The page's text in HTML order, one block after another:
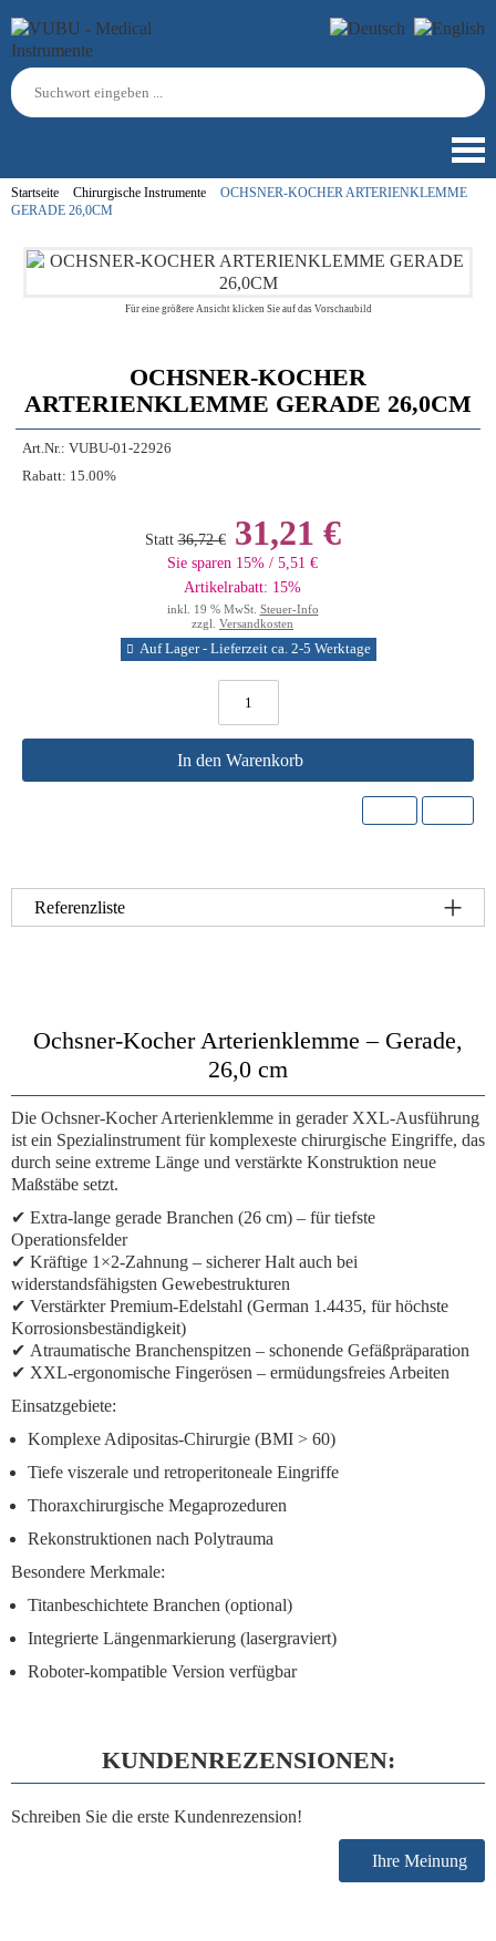
Startseite Chirurgische Instrumente
OCHSNER-KOCHER ARTERIENKLEMME
GERADE 26,0CM
Für eine größere Ansicht klicken Sie auf das Vorschaubild
OCHSNER-KOCHER
ARTERIENKLEMME GERADE 26,0CM
Art.Nr.: VUBU-01-22926
Rabatt: 15.00%
Statt 36,72 €31,21 €
Sie sparen 15% / 5,51 €
Artikelrabatt: 15%
inkl. 19 % MwSt. Steuer-Info
zzgl. Versandkosten
Auf Lager - Lieferzeit ca. 2-5 Werktage
In den Warenkorb
Referenzliste
Ochsner-Kocher Arterienklemme – Gerade,
26,0 cm
Die Ochsner-Kocher Arterienklemme in gerader XXL-Ausführung
ist ein Spezialinstrument für komplexeste chirurgische Eingriffe, das
durch seine extreme Länge und verstärkte Konstruktion neue
Maßstäbe setzt.
✔ Extra-lange gerade Branchen (26 cm) – für tiefste
Operationsfelder
✔ Kräftige 1×2-Zahnung – sicherer Halt auch bei
widerstandsfähigsten Gewebestrukturen
✔ Verstärkter Premium-Edelstahl (German 1.4435, für höchste
Korrosionsbeständigkeit)
✔ Atraumatische Branchenspitzen – schonende Gefäßpräparation
✔ XXL-ergonomische Fingerösen – ermüdungsfreies Arbeiten
Einsatzgebiete:
Komplexe Adipositas-Chirurgie (BMI > 60)
Tiefe viszerale und retroperitoneale Eingriffe
Thoraxchirurgische Megaprozeduren
Rekonstruktionen nach Polytrauma
Besondere Merkmale:
Titanbeschichtete Branchen (optional)
Integrierte Längenmarkierung (lasergraviert)
Roboter-kompatible Version verfügbar
KUNDENREZENSIONEN:
Schreiben Sie die erste Kundenrezension!
Ihre Meinung